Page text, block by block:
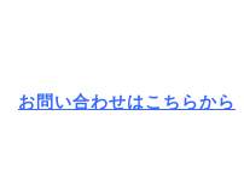
お問い合わせはこちらから